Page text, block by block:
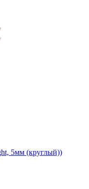
5мм (круглый))